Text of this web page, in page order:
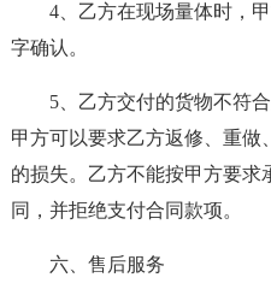
4、乙方在现场量体时，
字确认。
5、乙方交付的货物不符
甲方可以要求乙方返修、重
的损失。乙方不能按甲方要求
同，并拒绝支付合同款项。
六、售后服务